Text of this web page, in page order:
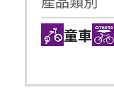
童車